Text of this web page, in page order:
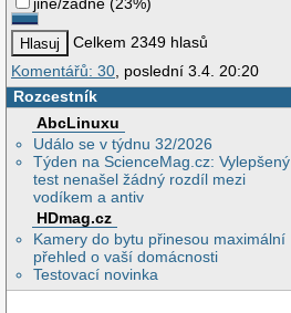
Celkem 2349 hlasů
Komentářů: 30 , poslední 3.4. 20:20
Rozcestník
AbcLinuxu
Událo se v týdnu 32/2026
Týden na ScienceMag.cz: Vylepšený
test nenašel žádný rozdíl mezi
vodíkem a antiv
HDmag.cz
Kamery do bytu přinesou maximální
přehled o vaší domácnosti
Testovací novinka